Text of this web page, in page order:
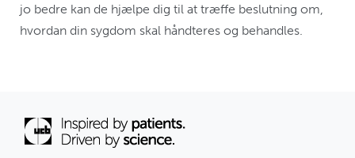
jo bedre kan de hjælpe dig til at træffe beslutning om,
hvordan din sygdom skal håndteres og behandles.